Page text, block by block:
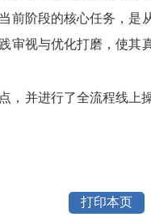
前阶段的核心任务，是
审视与优化打磨，使其
，并进行了全流程线上
打印本页